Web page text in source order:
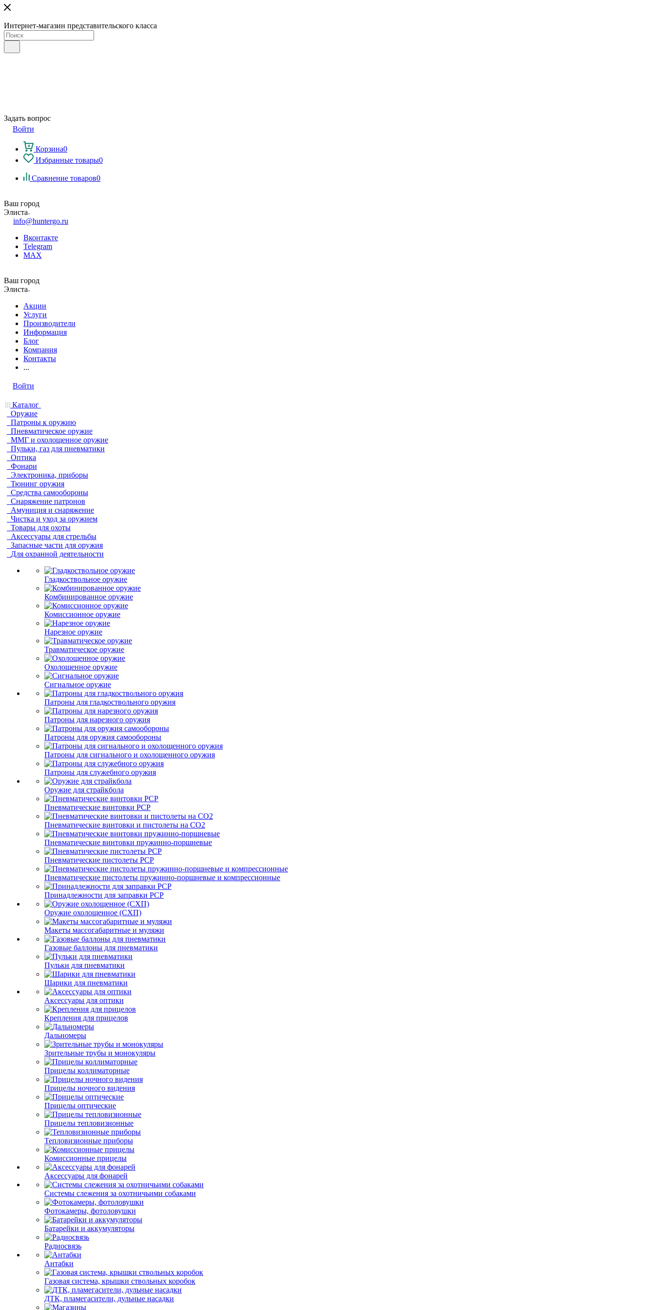
Интернет-магазин представительского класса
Задать вопрос
Войти
Корзина0
Избранные товары0
Сравнение товаров0
Ваш город
Элиста
info@huntergo.ru
Вконтакте
Telegram
MAX
Ваш город
Элиста
Акции
Услуги
Производители
Информация
Блог
Компания
Контакты
...
Войти
Каталог
Оружие
Патроны к оружию
Пневматическое оружие
ММГ и охолощенное оружие
Пульки, газ для пневматики
Оптика
Фонари
Электроника, приборы
Тюнинг оружия
Средства самообороны
Снаряжение патронов
Амуниция и снаряжение
Чистка и уход за оружием
Товары для охоты
Аксессуары для стрельбы
Запасные части для оружия
Для охранной деятельности
Гладкоствольное оружие
Комбинированное оружие
Комиссионное оружие
Нарезное оружие
Травматическое оружие
Охолощенное оружие
Сигнальное оружие
Патроны для гладкоствольного оружия
Патроны для нарезного оружия
Патроны для оружия самообороны
Патроны для сигнального и охолощенного оружия
Патроны для служебного оружия
Оружие для страйкбола
Пневматические винтовки PCP
Пневматические винтовки и пистолеты на CO2
Пневматические винтовки пружинно-поршневые
Пневматические пистолеты PCP
Пневматические пистолеты пружинно-поршневые и компрессионные
Принадлежности для заправки PCP
Оружие охолощенное (СХП)
Макеты массогабаритные и муляжи
Газовые баллоны для пневматики
Пульки для пневматики
Шарики для пневматики
Аксессуары для оптики
Крепления для прицелов
Дальномеры
Зрительные трубы и монокуляры
Прицелы коллиматорные
Прицелы ночного видения
Прицелы оптические
Прицелы тепловизионные
Тепловизионные приборы
Комиссионные прицелы
Аксессуары для фонарей
Системы слежения за охотничьими собаками
Фотокамеры, фотоловушки
Батарейки и аккумуляторы
Радиосвязь
Антабки
Газовая система, крышки ствольных коробок
ДТК, пламегасители, дульные насадки